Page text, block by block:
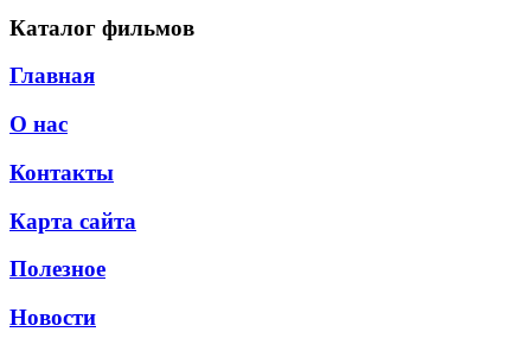
Каталог фильмов
Главная
О нас
Контакты
Карта сайта
Полезное
Новости